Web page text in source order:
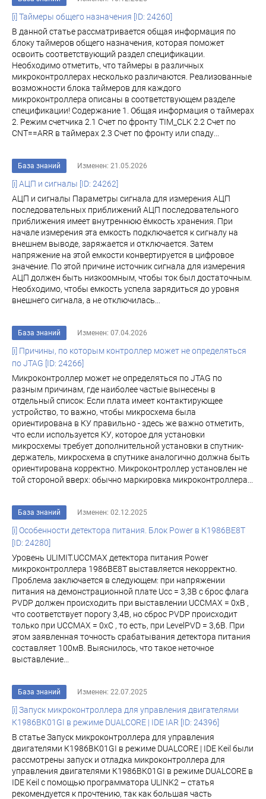
[i] Таймеры общего назначения [ID: 24260]
В данной статье рассматривается общая информация по
блоку таймеров общего назначения, которая поможет
освоить соответствующий раздел спецификации.
Необходимо отметить, что таймеры в различных
микроконтроллерах несколько различаются. Реализованные
возможности блока таймеров для каждого
микроконтроллера описаны в соответствующем разделе
спецификации! Содержание 1. Общая информация о таймерах
2. Режим счетчика 2.1 Счет по фронту TIM_CLK 2.2 Счет по
CNT==ARR в таймерах 2.3 Счет по фронту или спаду...
База знаний Изменен: 21.05.2026
[i] АЦП и сигналы [ID: 24262]
АЦП и сигналы Параметры сигнала для измерения АЦП
последовательных приближений АЦП последовательного
приближения имеет внутреннюю ёмкость хранения. При
начале измерения эта емкость подключается к сигналу на
внешнем выводе, заряжается и отключается. Затем
напряжение на этой емкости конвертируется в цифровое
значение. По этой причине источник сигнала для измерения
АЦП должен быть низкоомным, чтобы ток был достаточным.
Необходимо, чтобы емкость успела зарядиться до уровня
внешнего сигнала, а не отключилась...
База знаний Изменен: 07.04.2026
[i] Причины, по которым контроллер может не определяться
по JTAG [ID: 24266]
Микроконтроллер может не определяться по JTAG по
разным причинам, где наиболее частые вынесены в
отдельный список: Если плата имеет контактирующее
устройство, то важно, чтобы микросхема была
ориентирована в КУ правильно - здесь же важно отметить,
что если используется КУ, которое для установки
микросхемы требует дополнительной установки в спутник-
держатель, микросхема в спутнике аналогично должна быть
ориентирована корректно. Микроконтроллер установлен не
той стороной вверх: обычно маркировка микроконтроллера...
База знаний Изменен: 02.12.2025
[i] Особенности детектора питания. Блок Power в К1986ВЕ8T
[ID: 24280]
Уровень ULIMIT.UCCMAX детектора питания Power
микроконтроллера 1986ВЕ8Т выставляется некорректно.
Проблема заключается в следующем: при напряжении
питания на демонстрационной плате Ucc = 3,3В с брос флага
PVDP должен происходить при выставлении UCCMAX = 0хВ ,
что соответствует порогу 3,4В, но сброс PVDP происходит
только при UCCMAX = 0хС , то есть, при LevelPVD = 3,6В. При
этом заявленная точность срабатывания детектора питания
составляет 100мВ. Выяснилось, что такое неточное
выставление...
База знаний Изменен: 22.07.2025
[i] Запуск микроконтроллера для управления двигателями
К1986ВК01GI в режиме DUALCORE | IDE IAR [ID: 24396]
В статье Запуск микроконтроллера для управления
двигателями К1986ВК01GI в режиме DUALCORE | IDE Keil были
рассмотрены запуск и отладка микроконтроллера для
управления двигателями К1986ВК01GI в режиме DUALCORE в
IDE Keil с помощью программатора ULINK2 – статья
рекомендуется к прочтению, так как большая часть